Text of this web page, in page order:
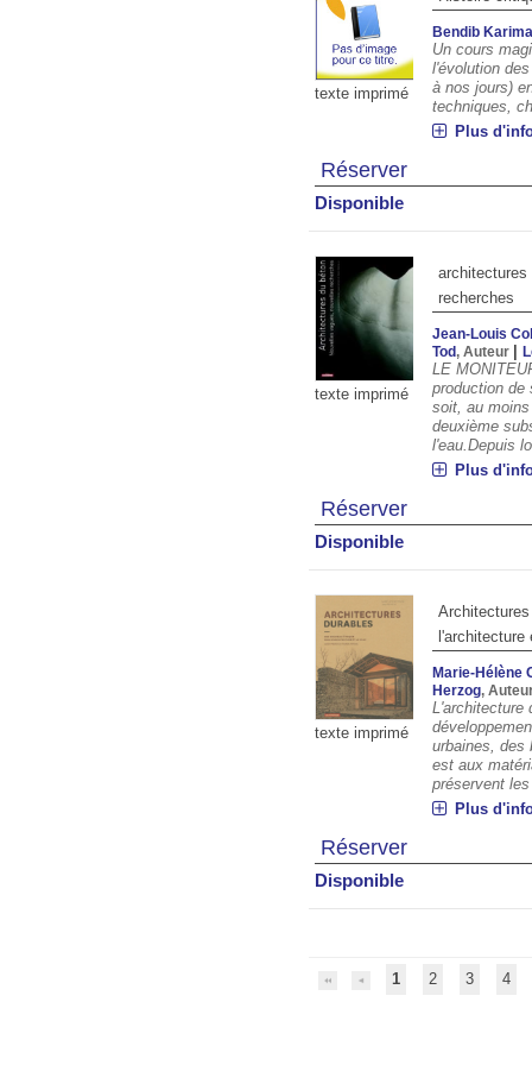
texte imprimé
Bendib
Un cours
l'évolution
à nos jours)
techniques,
Plus
Réserver
Disponible
texte imprimé
recherches
Jean-Louis
Tod, Auteur |
LE
production de
soit, au
deuxième
l'eau.Depuis
Plus
Réserver
Disponible
texte imprimé
l'architecture
Marie-Hélène
Herzog,
L'architecture
urbaines, des
est aux
préservent
Plus
Réserver
Disponible
1 2 3 4